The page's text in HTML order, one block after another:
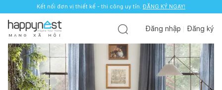
Kết nối đơn vị thiết kế - thi công uy tín. ĐĂNG KÝ NGAY!
M Ạ N G X Ã H Ộ I
Đăng nhập Đăng ký